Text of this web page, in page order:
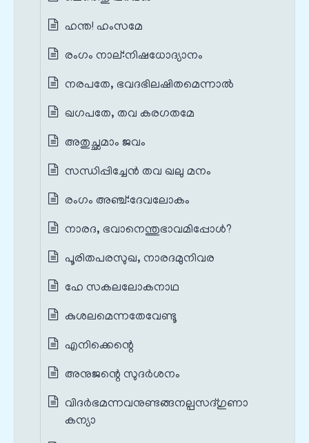
ഹന്ത! ഹംസമേ
രംഗം നാല്‌:നിഷധോദ്യാനം
നരപതേ, ഭവദഭിലഷിതമെന്നാൽ
ഖഗപതേ, തവ കരഗതമേ
അതുച്ഛമാം ജവം
സന്ധിപ്പിച്ചേൻ തവ ഖലു മനം
രംഗം അഞ്ച്‌:ദേവലോകം
നാരദ, ഭവാനെന്തുഭാവമിപ്പോൾ?
പൂരിതപരസുഖ, നാരദമുനിവര
ഹേ സകലലോകനാഥ
കുശലമെന്നതേവേണ്ടൂ
എനിക്കെന്റെ
അനുജന്റെ സുദർശനം
വിദർഭമന്നവനുണ്ടങ്ങനല്പസദ്ഗുണാ
കന്യാ